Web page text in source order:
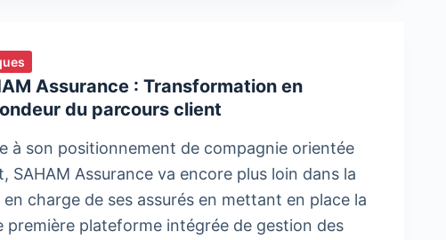
Assurance : Transformation en
du parcours client
à son positionnement de compagnie orientée
SAHAM Assurance va encore plus loin dans la
en charge de ses assurés en mettant en place la
première plateforme intégrée de gestion des